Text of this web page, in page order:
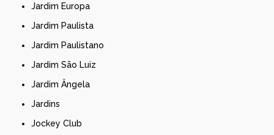
Jardim Europa
Jardim Paulista
Jardim Paulistano
Jardim São Luiz
Jardim Ângela
Jardins
Jockey Club